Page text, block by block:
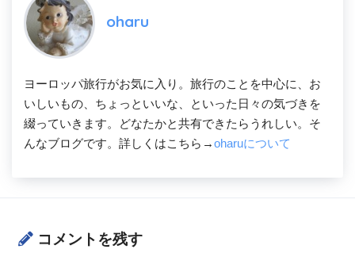
oharu
ヨーロッパ旅行がお気に入り。旅行のことを中心に、お
いしいもの、ちょっといいな、といった日々の気づきを
綴っていきます。どなたかと共有できたらうれしい。そ
んなブログです。詳しくはこちら→oharuについて
コメントを残す